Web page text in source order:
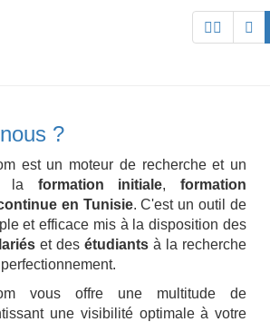
?
est un moteur de recherche et un
la formation initiale,formation
en Tunisie. C'est un outil de
et efficace mis à la disposition des
et des étudiants à la recherche
vous offre une multitude de
une visibilité optimale à votre